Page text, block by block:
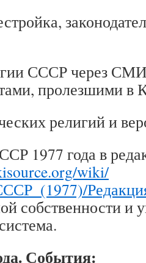
СССР через
пролезшими в
религий и
1977 года в
wiki/
собственности и
. События: